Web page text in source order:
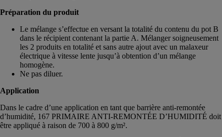
Préparation du produit
Le mélange s’effectue en versant la totalité du contenu du pot B
dans le récipient contenant la partie A. Mélanger soigneusement
les 2 produits en totalité et sans autre ajout avec un malaxeur
électrique à vitesse lente jusqu’à obtention d’un mélange
homogène.
Ne pas diluer.
Application
Dans le cadre d’une application en tant que barrière anti-remontée
d’humidité, 167 PRIMAIRE ANTI-REMONTÉE D’HUMIDITÉ doit
être appliqué à raison de 700 à 800 g/m².